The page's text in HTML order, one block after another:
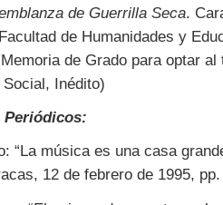
de Guerrilla Seca.
de Humanidades y
de Grado para optar
Inédito)
“La música es una casa
12 de febrero de 1995,